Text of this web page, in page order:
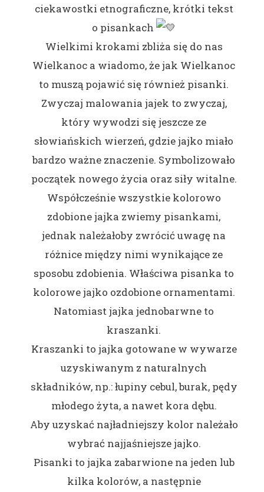
ciekawostki etnograficzne, krótki tekst
o pisankach
Wielkimi krokami zbliża się do nas
Wielkanoc a wiadomo, że jak Wielkanoc
to muszą pojawić się również pisanki.
Zwyczaj malowania jajek to zwyczaj,
który wywodzi się jeszcze ze
słowiańskich wierzeń, gdzie jajko miało
bardzo ważne znaczenie. Symbolizowało
początek nowego życia oraz siły witalne.
Współcześnie wszystkie kolorowo
zdobione jajka zwiemy pisankami,
jednak należałoby zwrócić uwagę na
różnice między nimi wynikające ze
sposobu zdobienia. Właściwa pisanka to
kolorowe jajko ozdobione ornamentami.
Natomiast jajka jednobarwne to
kraszanki.
Kraszanki to jajka gotowane w wywarze
uzyskiwanym z naturalnych
składników, np.: łupiny cebul, burak, pędy
młodego żyta, a nawet kora dębu.
Aby uzyskać najładniejszy kolor należało
wybrać najjaśniejsze jajko.
Pisanki to jajka zabarwione na jeden lub
kilka kolorów, a następnie